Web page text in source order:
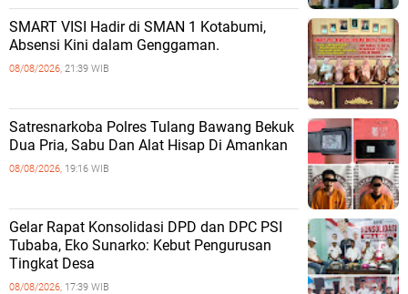
SMART VISI Hadir di SMAN 1 Kotabumi,
Absensi Kini dalam Genggaman.
08/08/2026, 21:39 WIB
Satresnarkoba Polres Tulang Bawang Bekuk
Dua Pria, Sabu Dan Alat Hisap Di Amankan
08/08/2026, 19:16 WIB
Gelar Rapat Konsolidasi DPD dan DPC PSI
Tubaba, Eko Sunarko: Kebut Pengurusan
Tingkat Desa
08/08/2026, 17:39 WIB